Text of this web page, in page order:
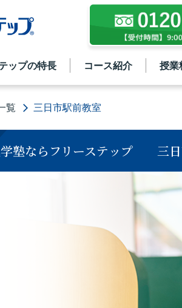
ップの特長 コース紹介 授業
覧 三日市駅前教室
塾ならフリーステップ 三